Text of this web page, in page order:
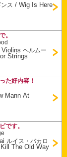
ス /Wig Is Here
。
Violinsヘルムー
Strings
た好内容！
Mann At
です。
ルイス・バカロ
The Old Way